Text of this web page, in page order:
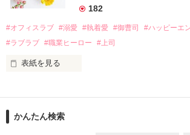
夏木美桜(なつきみお)
鳴海哲平 (なるみてっぺい)
2026.6.5～2026.7.25
なぜか恭司から飼い猫の世話係を命じられ
の関係となってしまい――？
182
#オフィスラブ #溺愛 #執着愛 #御曹司 #ハッピーエ
#ラブラブ #職業ヒーロー #上司
表紙を見る
ションの企画戦略室で働いている。
めた、同期で恋人の石垣守（26）がいるのだ
かんたん検索